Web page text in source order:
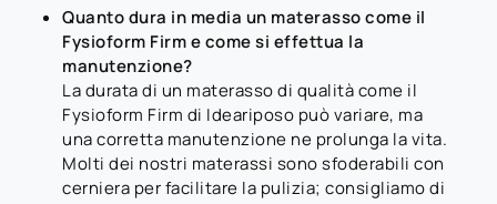
Quanto dura in media un materasso come il
Fysioform Firm e come si effettua la
manutenzione?
La durata di un materasso di qualità come il
Fysioform Firm di Ideariposo può variare, ma
una corretta manutenzione ne prolunga la vita.
Molti dei nostri materassi sono sfoderabili con
cerniera per facilitare la pulizia; consigliamo di